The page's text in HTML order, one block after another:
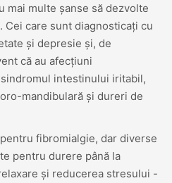
mai multe șanse să dezvolte
care sunt diagnosticați cu
și depresie și, de
că au afecțiuni
intestinului iritabil,
mandibulară și dureri de
fibromialgie, dar diverse
pentru durere până la
și reducerea stresului -